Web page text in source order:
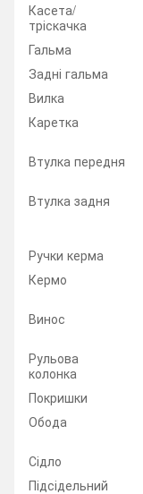
Касета/
тріскачка
Гальма
Задні гальма
Вилка
Каретка
Втулка передня
Втулка задня
Ручки керма
Кермо
Винос
Рульова
колонка
Покришки
Обода
Сідло
Підсідельний